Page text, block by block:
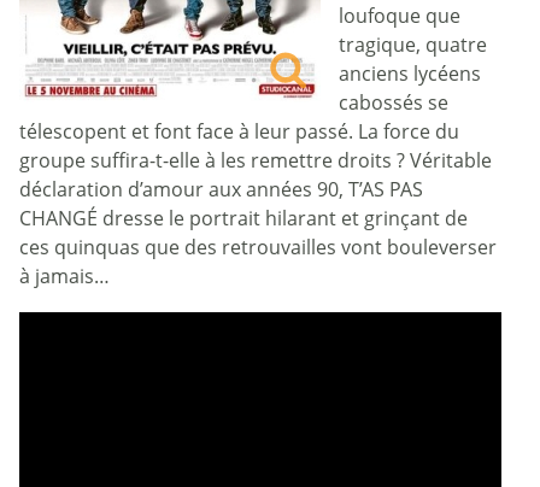
loufoque que
tragique, quatre
anciens lycéens
cabossés se
télescopent et font face à leur passé. La force du
groupe suffira-t-elle à les remettre droits ? Véritable
déclaration d’amour aux années 90, T’AS PAS
CHANGÉ dresse le portrait hilarant et grinçant de
ces quinquas que des retrouvailles vont bouleverser
à jamais…